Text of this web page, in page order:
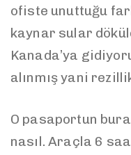
ofiste unuttuğu
kaynar sular
Kanada’ya
alınmış yani
O pasaportun
nasıl. Araçla 6